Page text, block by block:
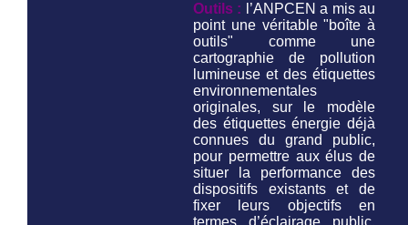
Outils :
l’ANPCEN a mis au
point une véritable "boîte à
outils" comme une
cartographie de pollution
lumineuse et des étiquettes
environnementales
originales, sur le modèle
des étiquettes énergie déjà
connues du grand public,
pour permettre aux élus de
situer la performance des
dispositifs existants et de
fixer leurs objectifs en
termes d’éclairage public.